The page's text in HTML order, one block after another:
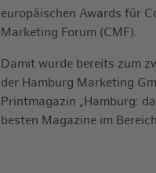
europäischen Awards für
Marketing Forum (CMF).
Damit wurde bereits zum
der Hamburg Marketing
Printmagazin „Hamburg:
besten Magazine im